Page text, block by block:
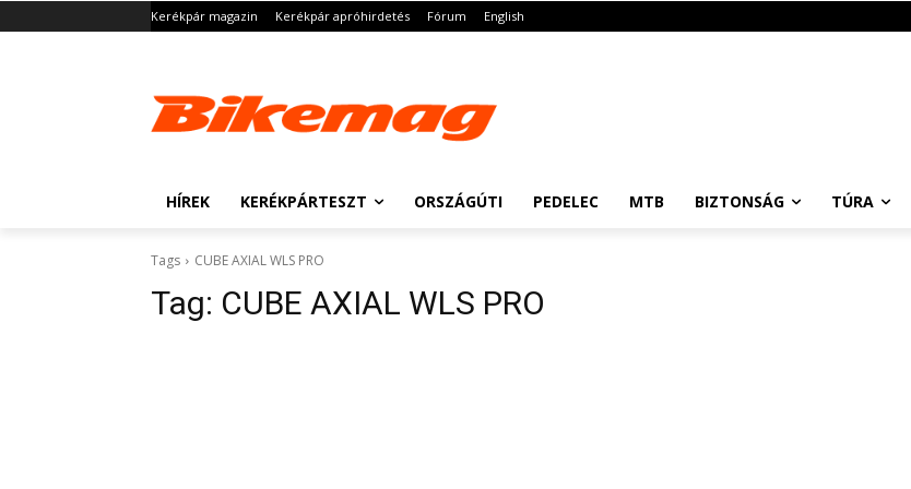
Kerékpár magazin Kerékpár apróhirdetés Fórum English
HÍREK KERÉKPÁRTESZT ORSZÁGÚTI PEDELEC MTB BIZTONSÁG TÚRA
Tags CUBE AXIAL WLS PRO
Tag: CUBE AXIAL WLS PRO